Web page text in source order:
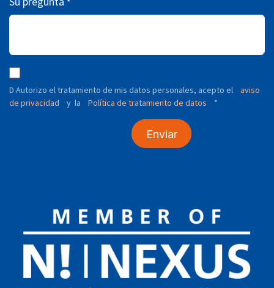
D Autorizo ​​el tratamiento de mis datos personales, acepto el
aviso
de privacidad
y la Política de tratamiento de datos *
Enviar